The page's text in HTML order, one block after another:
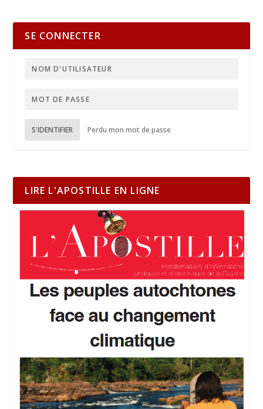
SE CONNECTER
S'IDENTIFIER Perdu mon mot de passe
LIRE L'APOSTILLE EN LIGNE